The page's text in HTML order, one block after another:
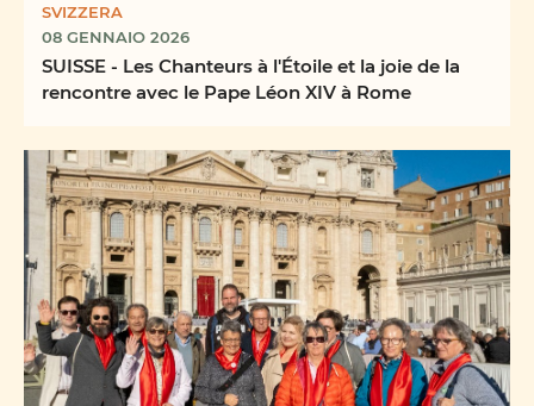
SVIZZERA
08 GENNAIO 2026
SUISSE - Les Chanteurs à l'Étoile et la joie de la
rencontre avec le Pape Léon XIV à Rome